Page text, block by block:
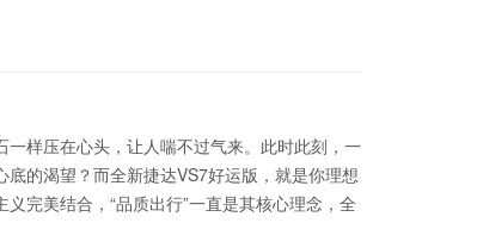
样压在心头，让人喘不过气来。此时此刻，一
的渴望？而全新捷达VS7好运版，就是你理想
完美结合，“品质出行”一直是其核心理念，全